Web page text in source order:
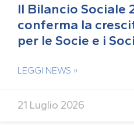
Il Bilancio Sociale
conferma la
per le Socie e i Soci
LEGGI NEWS »
21 Luglio 2026